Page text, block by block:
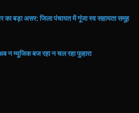
का बड़ा असर: जिला पंचायत में गूंजा स्व सहायता समूह
न म्यूजिक बज रहा न चल रहा फुहारा